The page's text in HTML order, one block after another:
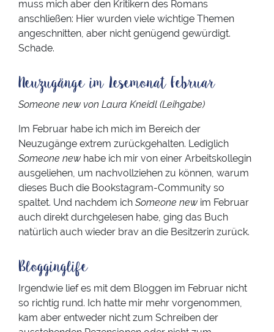
muss mich aber den Kritikern des Romans
anschließen: Hier wurden viele wichtige Themen
angeschnitten, aber nicht genügend gewürdigt.
Schade.
Neuzugänge im Lesemonat Februar
Someone new von Laura Kneidl (Leihgabe)
Im Februar habe ich mich im Bereich der
Neuzugänge extrem zurückgehalten. Lediglich
Someone new habe ich mir von einer Arbeitskollegin
ausgeliehen, um nachvollziehen zu können, warum
dieses Buch die Bookstagram-Community so
spaltet. Und nachdem ich Someone new im Februar
auch direkt durchgelesen habe, ging das Buch
natürlich auch wieder brav an die Besitzerin zurück.
Blogginglife
Irgendwie lief es mit dem Bloggen im Februar nicht
so richtig rund. Ich hatte mir mehr vorgenommen,
kam aber entweder nicht zum Schreiben der